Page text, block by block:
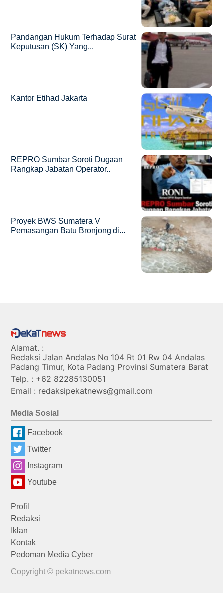
Pandangan Hukum Terhadap Surat
Keputusan (SK) Yang...
Kantor Etihad Jakarta
REPRO Sumbar Soroti Dugaan
Rangkap Jabatan Operator...
Proyek BWS Sumatera V
Pemasangan Batu Bronjong di...
Alamat. :
Redaksi Jalan Andalas No 104 Rt 01 Rw 04 Andalas
Padang Timur, Kota Padang Provinsi Sumatera Barat
Telp. : +62 82285130051
Email : redaksipekatnews@gmail.com
Media Sosial
Facebook
Twitter
Instagram
Youtube
Profil
Redaksi
Iklan
Kontak
Pedoman Media Cyber
Copyright © pekatnews.com